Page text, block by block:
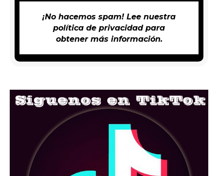
¡No hacemos spam! Lee nuestra
política de privacidadpara
obtener más información.